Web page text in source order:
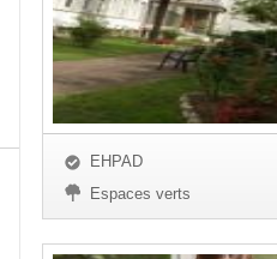
EHPAD
Espaces verts